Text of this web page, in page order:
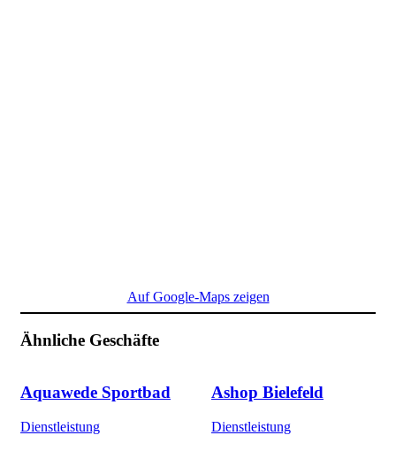
Auf Google-Maps zeigen
Ähnliche Geschäfte
Aquawede Sportbad
Dienstleistung
Ashop Bielefeld
Dienstleistung